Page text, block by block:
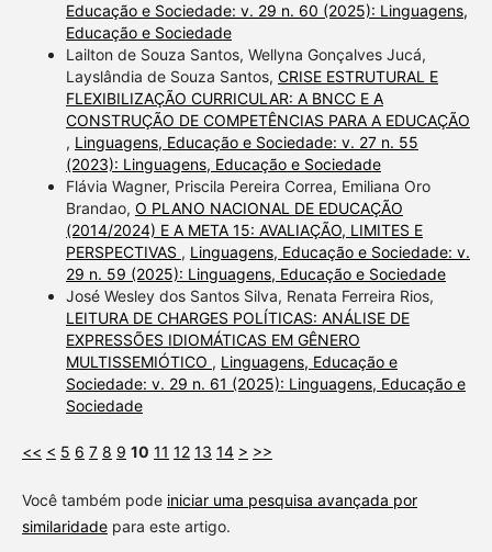
Educação e Sociedade: v. 29 n. 60 (2025): Linguagens,
Educação e Sociedade
Lailton de Souza Santos, Wellyna Gonçalves Jucá,
Layslândia de Souza Santos, CRISE ESTRUTURAL E
FLEXIBILIZAÇÃO CURRICULAR: A BNCC E A
CONSTRUÇÃO DE COMPETÊNCIAS PARA A EDUCAÇÃO
, Linguagens, Educação e Sociedade: v. 27 n. 55
(2023): Linguagens, Educação e Sociedade
Flávia Wagner, Priscila Pereira Correa, Emiliana Oro
Brandao, O PLANO NACIONAL DE EDUCAÇÃO
(2014/2024) E A META 15: AVALIAÇÃO, LIMITES E
PERSPECTIVAS , Linguagens, Educação e Sociedade: v.
29 n. 59 (2025): Linguagens, Educação e Sociedade
José Wesley dos Santos Silva, Renata Ferreira Rios,
LEITURA DE CHARGES POLÍTICAS: ANÁLISE DE
EXPRESSÕES IDIOMÁTICAS EM GÊNERO
MULTISSEMIÓTICO , Linguagens, Educação e
Sociedade: v. 29 n. 61 (2025): Linguagens, Educação e
Sociedade
<< < 5 6 7 8 9 10 11 12 13 14 > >>
Você também pode iniciar uma pesquisa avançada por
similaridadepara este artigo.